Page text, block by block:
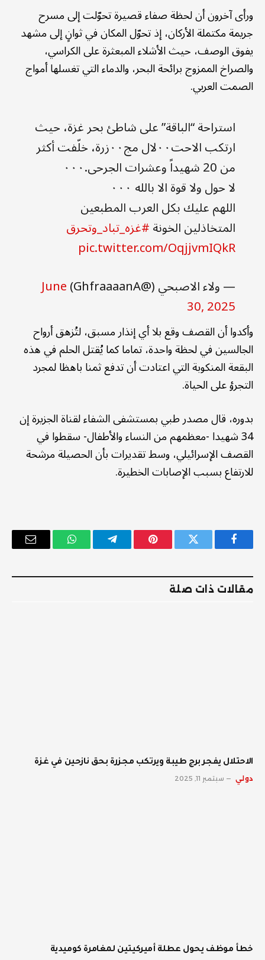
ورأى آخرون أن لحظة صفاء قصيرة تحوّلت إلى مسرح
جريمة مكتملة الأركان، إذ تحوّل المكان في ثوانٍ إلى مشهد
يفوق الوصف، حيث الأشلاء المبعثرة على الكراسي،
والصراخ الممزوج برائحة البحر، والدماء التي تغسلها أمواج
الصمت العربي.
استراحة “الباقة” على شاطئ بحر غزة، حيث
ارتكب الاحت٠٠لال مج٠٠زرة، خلّفت أكثر
من 20 شهيداً وعشرات الجرحى.٠٠٠
لا حول ولا قوة الا بالله ٠٠٠
اللهم عليك بكل العرب المطبعين
المتخاذلين الخونة#غزه_تباد_وتحرق
pic.twitter.com/OqjjvmIQkR
— ولاء الاصبحي (@GhfraaaanA)
June
30, 2025
وأكدوا أن القصف وقع بلا أي إنذار مسبق، لتُزهق أرواح
الجالسين في لحظة واحدة، تماما كما يُقتل الحلم في هذه
البقعة المنكوبة التي اعتادت أن تدفع ثمنا باهظا لمجرد
التجرؤ على الحياة.
بدوره، قال مصدر طبي بمستشفى الشفاء لقناة الجزيرة إن
34 شهيدا -معظمهم من النساء والأطفال- سقطوا في
القصف الإسرائيلي، وسط تقديرات بأن الحصيلة مرشحة
للارتفاع بسبب الإصابات الخطيرة.
فيسبوك تويتر بينتيريستتيلقرام واتساب
البريد
مقالات ذات صلة
الاحتلال يفجر برج طيبة ويرتكب مجزرة بحق نازحين في غزة
دولي سبتمبر 11, 2025
خطأ موظف يحول عطلة أميركيتين لمغامرة كوميدية